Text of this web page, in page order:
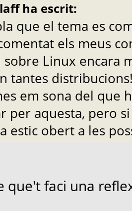
ha escrit:
que el tema es
els meus
sobre Linux encara
tantes
em sona del que
per aquesta, pero
estic obert a les
que't faci una